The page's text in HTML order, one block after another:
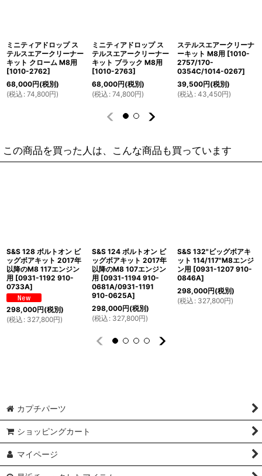
ミニティアドロップ ス
テルスエアークリーナー
キット クローム M8用
[1010-2762]
68,000円(税別)
(税込 : 74,800円)
ミニティアドロップ ス
テルスエアークリーナー
キット ブラック M8用
[1010-2763]
68,000円(税別)
(税込 : 74,800円)
ステルスエアークリーナ
ーキット M8用 [1010-
2757/170-
0354C/1014-0267]
39,500円(税別)
(税込 : 43,450円)
この商品を買った人は、こんな商品も買っています
S&S 128 ボルトオン ビ
ッグボアキット 2017年
以降のM8 117エンジン
用 [0931-1192 910-
0733A]
298,000円(税別)
(税込 : 327,800円)
S&S 124 ボルトオン ビ
ッグボアキット 2017年
以降のM8 107エンジン
用 [0931-1194 910-
0681A/0931-1191
910-0625A]
298,000円(税別)
(税込 : 327,800円)
S&S 132"ビッグボアキ
ット 114/117"M8エンジ
ン用 [0931-1207 910-
0846A]
298,000円(税別)
(税込 : 327,800円)
カプチパーツ
ショッピングカート
マイページ